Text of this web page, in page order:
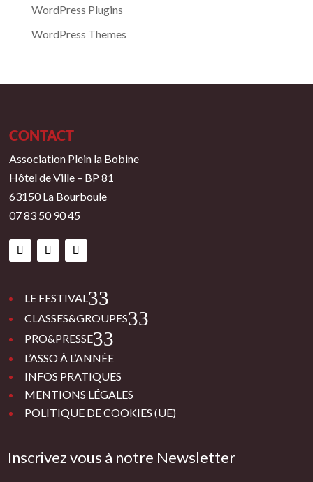
WordPress Plugins
WordPress Themes
CONTACT
Association Plein la Bobine
Hôtel de Ville – BP 81
63150 La Bourboule
07 83 50 90 45
LE FESTIVAL 3
CLASSES&GROUPES 3
PRO&PRESSE 3
L’ASSO À L’ANNÉE
INFOS PRATIQUES
MENTIONS LÉGALES
POLITIQUE DE COOKIES (UE)
Inscrivez vous à notre Newsletter